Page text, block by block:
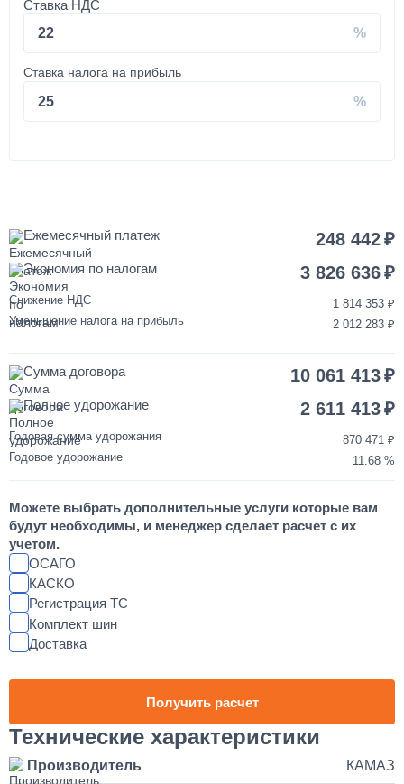
Установка запасного колеса на КАМАЗ
120 000
от 3 до 5 дней
от 2 до 3 дней
55 000
Установка магнитолы и динамиков в КАМАЗ
Наращивание кузова и бортов на КАМАЗ
150 000
Ставка НДС
22
Ставка налога на прибыль
25
Ежемесячный платеж 248 442
Экономия по налогам 3 826 636
Снижение НДС
1 814 353
Уменьшение налога на прибыль
2 012 283
Сумма договора 10 061 413
Полное удорожание 2 611 413
Годовая сумма удорожания
870 471
Годовое удорожание
11.68
Можете выбрать дополнительные услуги которые вам
будут необходимы, и менеджер сделает расчет с их
учетом.
ОСАГО
КАСКО
Регистрация ТС
Комплект шин
Доставка
Получить расчет
Технические характеристики
Производитель КАМАЗ